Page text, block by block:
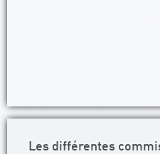
Les différentes